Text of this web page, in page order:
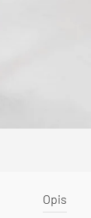
Opis